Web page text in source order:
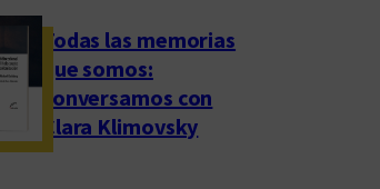
Todas las memorias
que somos:
conversamos con
Clara Klimovsky